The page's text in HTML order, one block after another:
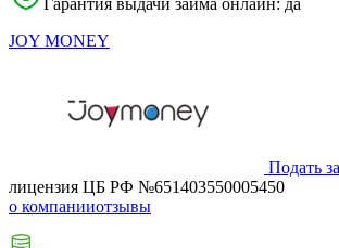
Гарантия выдачи займа онлайн: да
JOY MONEY
Подать
лицензия ЦБ РФ №651403550005450
о компанииотзывы